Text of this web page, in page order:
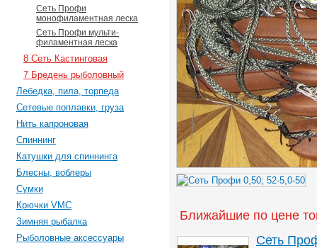
Сеть Профи
монофиламентная леска
Сеть Профи мульти-
филаментная леска
8 Сеть Кастинговая
7 Бредень рыболовный
Лебедка, пила, торпеда
Сетевые поплавки, груза
Нить капроновая
Спиннинг
Катушки для спиннинга
Блесны, воблеры
Сумки
Крючки VMC
Зимняя рыбалка
Рыболовные аксессуары
Ближайшие по цене
Сеть